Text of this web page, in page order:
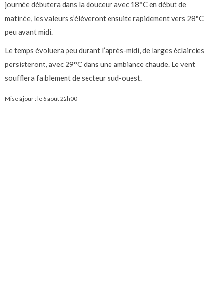
journée débutera dans la douceur avec 18°C en début de
matinée, les valeurs s’élèveront ensuite rapidement vers 28°C
peu avant midi.
Le temps évoluera peu durant l’après-midi, de larges éclaircies
persisteront, avec 29°C dans une ambiance chaude. Le vent
soufflera faiblement de secteur sud-ouest.
Mise à jour : le 6 août 22h00